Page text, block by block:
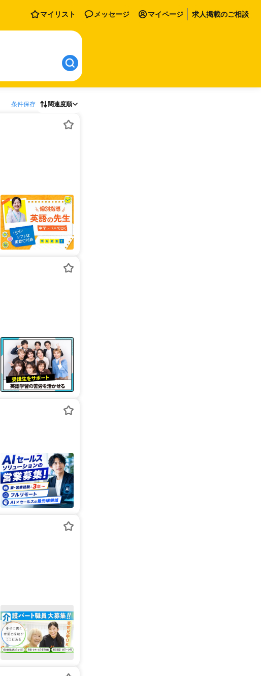
マイリスト メッセージ マイページ 求人掲載のご相談
条件保存 関連度順